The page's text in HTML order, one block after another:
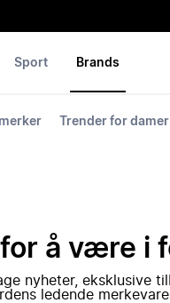
Sport Brands
Trender for damer
å være i
nyheter, eksklusive
ledende